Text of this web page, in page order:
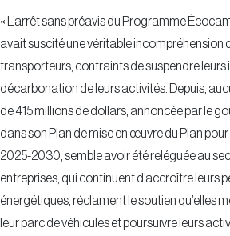
« L’arrêt sans préavis du Programme
avait suscité une véritable incompréhension
transporteurs, contraints de suspendre leurs
décarbonation de leurs activités. Depuis,
de 415 millions de dollars, annoncée par le
dans son Plan de mise en œuvre du Plan
2025-2030, semble avoir été reléguée au
entreprises, qui continuent d’accroître leurs
énergétiques, réclament le soutien qu’elles
leur parc de véhicules et poursuivre leurs